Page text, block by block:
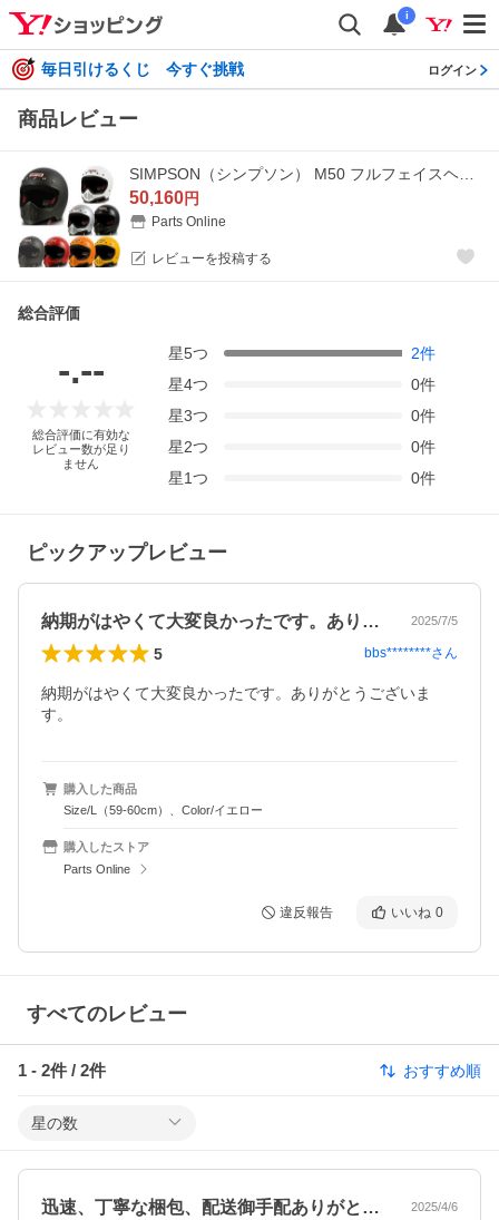
i
毎日引けるくじ 今すぐ挑戦 ログイン
商品レビュー
50,160円
Parts Online
レビューを投稿する
総合評価
-.--
総合評価に有効な
レビュー数が足り
ません
星5つ 2件
星4つ 0件
星3つ 0件
星2つ 0件
星1つ 0件
ピックアップレビュー
納期がはやくて大変良かったです。ありが… 2025/7/5
5 bbs********さん
納期がはやくて大変良かったです。ありがとうございま
す。
購入した商品
Size/L（59-60cm）、Color/イエロー
購入したストア
Parts Online
違反報告 いいね 0
すべてのレビュー
1 - 2件 / 2件 おすすめ順
星の数
迅速、丁寧な梱包、配送御手配ありがとう… 2025/4/6